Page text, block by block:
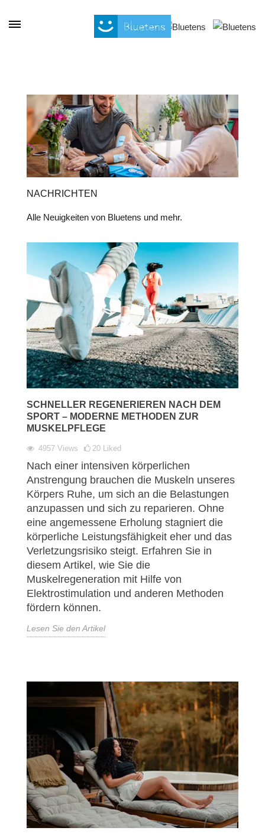
NACHRICHTEN
Alle Neuigkeiten von Bluetens und mehr.
SCHNELLER REGENERIEREN NACH DEM
SPORT – MODERNE METHODEN ZUR
MUSKELPFLEGE
4957 Views 20 Liked
Nach einer intensiven körperlichen
Anstrengung brauchen die Muskeln unseres
Körpers Ruhe, um sich an die Belastungen
anzupassen und sich zu reparieren. Ohne
eine angemessene Erholung stagniert die
körperliche Leistungsfähigkeit eher und das
Verletzungsrisiko steigt. Erfahren Sie in
diesem Artikel, wie Sie die
Muskelregeneration mit Hilfe von
Elektrostimulation und anderen Methoden
fördern können.
Lesen Sie den Artikel